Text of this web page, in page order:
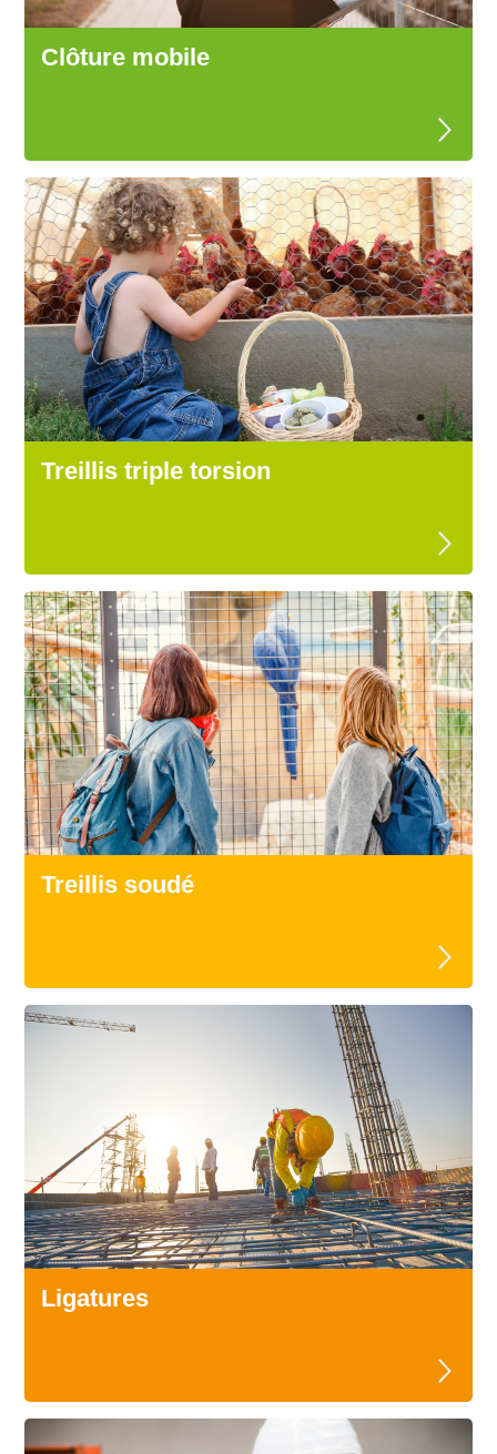
Clôture mobile
Treillis triple torsion
Treillis soudé
Ligatures